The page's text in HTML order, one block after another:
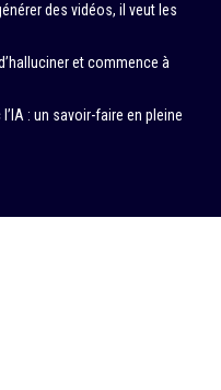
des vidéos, il veut les
et commence à
: un savoir-faire en pleine